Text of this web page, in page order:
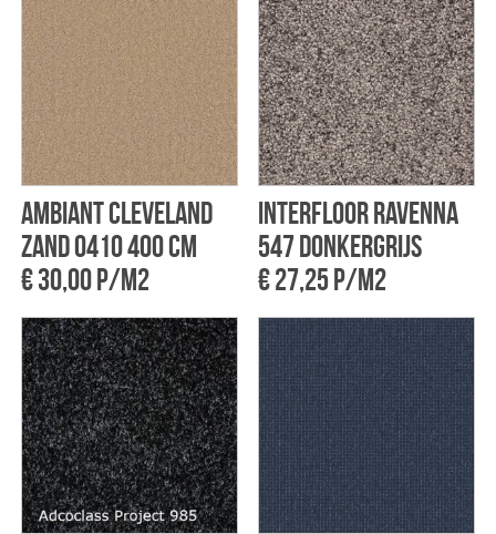
Ambiant Cleveland
zand 0410 400 cm
€ 30,00 p/m2
Interfloor Ravenna
547 Donkergrijs
€ 27,25 p/m2